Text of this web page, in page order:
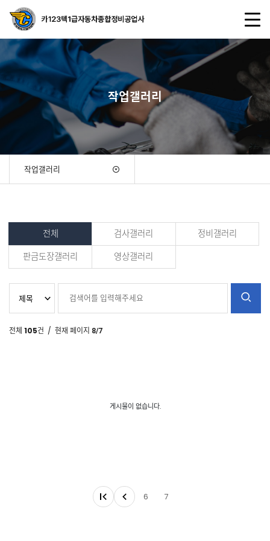
작업갤러리
작업갤러리
전체 검사갤러리
정비갤러리
판금도장갤러리
영상갤러리
전체 105건 / 현재 페이지 8/7
게시물이 없습니다.
6 7